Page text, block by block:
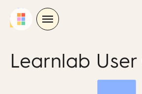
Learnlab